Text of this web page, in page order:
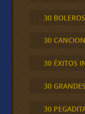
30
30
30 ÉXITOS
30
30